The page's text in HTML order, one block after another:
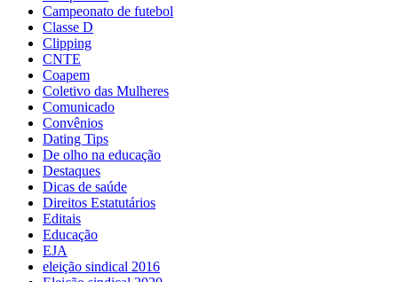
Campeonato de futebol
Classe D
Clipping
CNTE
Coapem
Coletivo das Mulheres
Comunicado
Convênios
Dating Tips
De olho na educação
Destaques
Dicas de saúde
Direitos Estatutários
Editais
Educação
EJA
eleição sindical 2016